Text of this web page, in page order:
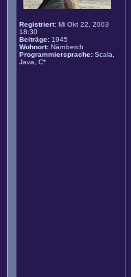
Registriert: Mi Okt 22, 2003
18:30
Beiträge: 1945
Wohnort: Närnberch
Programmiersprache: Scala,
Java, C*